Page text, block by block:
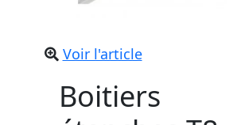
Voir l'article
Boitiers